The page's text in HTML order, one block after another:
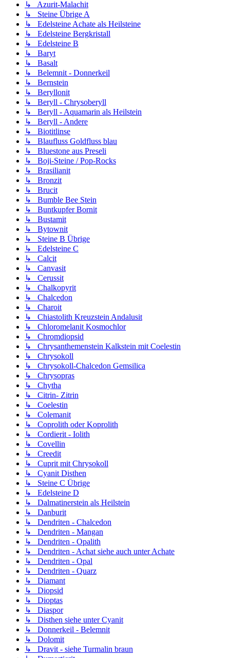
↳ Azurit-Malachit
↳ Steine Übrige A
↳ Edelsteine Achate als Heilsteine
↳ Edelsteine Bergkristall
↳ Edelsteine B
↳ Baryt
↳ Basalt
↳ Belemnit - Donnerkeil
↳ Bernstein
↳ Beryllonit
↳ Beryll - Chrysoberyll
↳ Beryll - Aquamarin als Heilstein
↳ Beryll - Andere
↳ Biotitlinse
↳ Blaufluss Goldfluss blau
↳ Bluestone aus Preseli
↳ Boji-Steine / Pop-Rocks
↳ Brasilianit
↳ Bronzit
↳ Brucit
↳ Bumble Bee Stein
↳ Buntkupfer Bornit
↳ Bustamit
↳ Bytownit
↳ Steine B Übrige
↳ Edelsteine C
↳ Calcit
↳ Canvasit
↳ Cerussit
↳ Chalkopyrit
↳ Chalcedon
↳ Charoit
↳ Chiastolith Kreuzstein Andalusit
↳ Chloromelanit Kosmochlor
↳ Chromdiopsid
↳ Chrysanthemenstein Kalkstein mit Coelestin
↳ Chrysokoll
↳ Chrysokoll-Chalcedon Gemsilica
↳ Chrysopras
↳ Chytha
↳ Citrin- Zitrin
↳ Coelestin
↳ Colemanit
↳ Coprolith oder Koprolith
↳ Cordierit - Iolith
↳ Covellin
↳ Creedit
↳ Cuprit mit Chrysokoll
↳ Cyanit Disthen
↳ Steine C Übrige
↳ Edelsteine D
↳ Dalmatinerstein als Heilstein
↳ Danburit
↳ Dendriten - Chalcedon
↳ Dendriten - Mangan
↳ Dendriten - Opalith
↳ Dendriten - Achat siehe auch unter Achate
↳ Dendriten - Opal
↳ Dendriten - Quarz
↳ Diamant
↳ Diopsid
↳ Dioptas
↳ Diaspor
↳ Disthen siehe unter Cyanit
↳ Donnerkeil - Belemnit
↳ Dolomit
↳ Dravit - siehe Turmalin braun